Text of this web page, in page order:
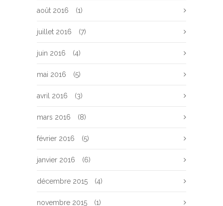
août 2016 (1)
juillet 2016 (7)
juin 2016 (4)
mai 2016 (5)
avril 2016 (3)
mars 2016 (8)
février 2016 (5)
janvier 2016 (6)
décembre 2015 (4)
novembre 2015 (1)